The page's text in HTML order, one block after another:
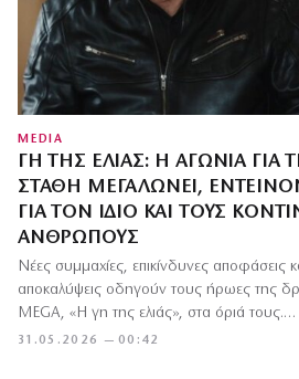
MEDIA
ΓΗ ΤΗΣ ΕΛΙΆΣ: Η ΑΓΩΝΊΑ ΓΙΑ
ΣΤΆΘΗ ΜΕΓΑΛΏΝΕΙ,
ΓΙΑ ΤΟΝ ΊΔΙΟ ΚΑΙ ΤΟΥΣ
ΑΝΘΡΏΠΟΥΣ
31.05.2026 — 00:42
Νέες συμμαχίες, επικίνδυνες αποφάσεις
αποκαλύψεις οδηγούν τους ήρωες της
MEGA, «Η γη της ελιάς», στα όριά τους.…